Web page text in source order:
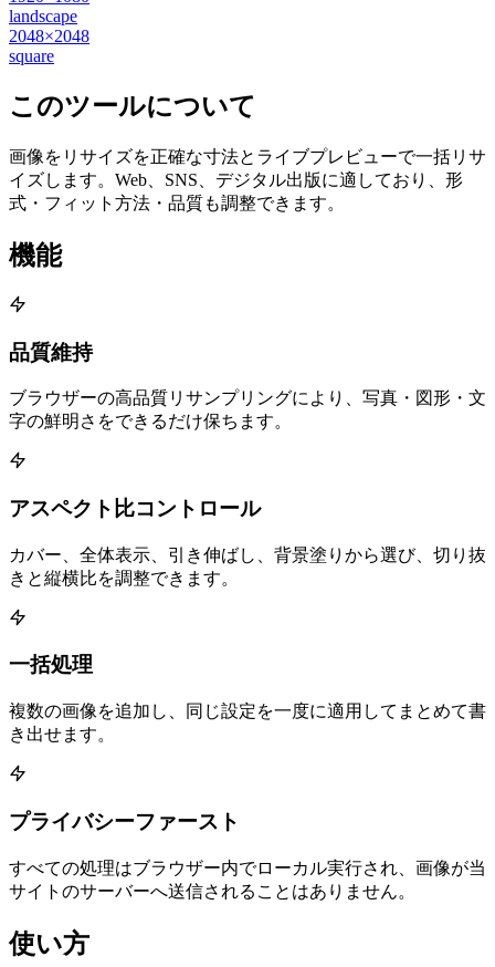
landscape
2048×2048
square
このツールについて
画像をリサイズを正確な寸法とライブプレビューで一括リサ
イズします。Web、SNS、デジタル出版に適しており、形
式・フィット方法・品質も調整できます。
機能
品質維持
ブラウザーの高品質リサンプリングにより、写真・図形・文
字の鮮明さをできるだけ保ちます。
アスペクト比コントロール
カバー、全体表示、引き伸ばし、背景塗りから選び、切り抜
きと縦横比を調整できます。
一括処理
複数の画像を追加し、同じ設定を一度に適用してまとめて書
き出せます。
プライバシーファースト
すべての処理はブラウザー内でローカル実行され、画像が当
サイトのサーバーへ送信されることはありません。
使い方